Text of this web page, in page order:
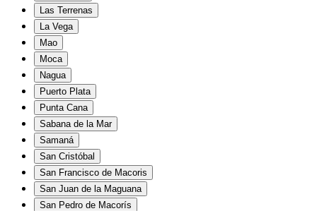
Las Terrenas
La Vega
Mao
Moca
Nagua
Puerto Plata
Punta Cana
Sabana de la Mar
Samaná
San Cristóbal
San Francisco de Macoris
San Juan de la Maguana
San Pedro de Macorís